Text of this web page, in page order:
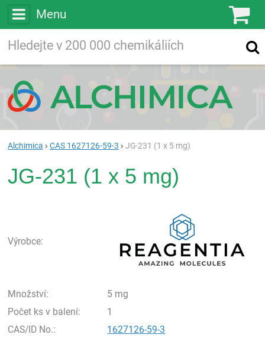
Menu
Vyhledávání
Alchimica CAS 1627126-59-3 JG-231 (1 x 5 mg)
JG-231 (1 x 5 mg)
Výrobce:
Množství:
5 mg
Počet ks v balení:
1
CAS/ID No.:
1627126-59-3